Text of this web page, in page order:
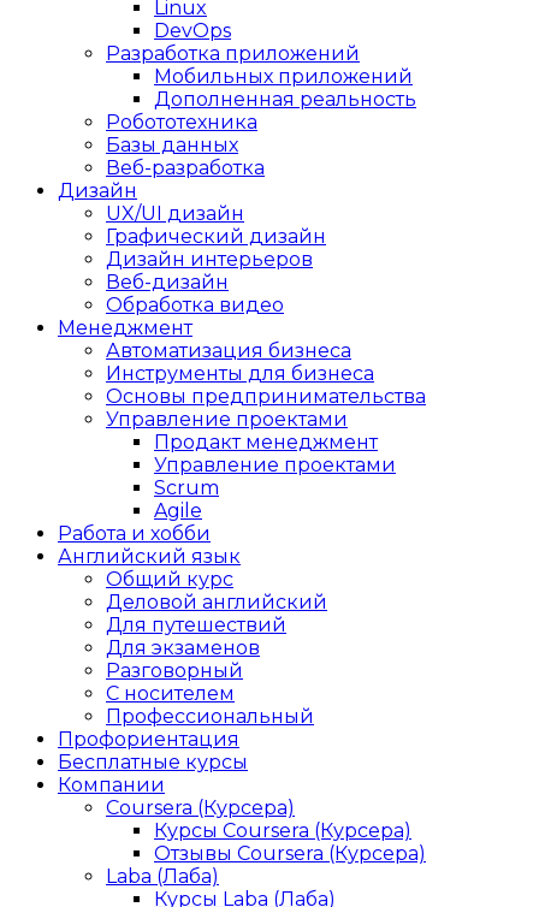
Linux
DevOps
Разработка приложений
Мобильных приложений
Дополненная реальность
Робототехника
Базы данных
Веб-разработка
Дизайн
UX/UI дизайн
Графический дизайн
Дизайн интерьеров
Веб-дизайн
Обработка видео
Менеджмент
Автоматизация бизнеса
Инструменты для бизнеса
Основы предпринимательства
Управление проектами
Продакт менеджмент
Управление проектами
Scrum
Agile
Работа и хобби
Английский язык
Общий курс
Деловой английский
Для путешествий
Для экзаменов
Разговорный
С носителем
Профессиональный
Профориентация
Бесплатные курсы
Компании
Coursera (Курсера)
Курсы Coursera (Курсера)
Отзывы Coursera (Курсера)
Laba (Лаба)
Курсы Laba (Лаба)